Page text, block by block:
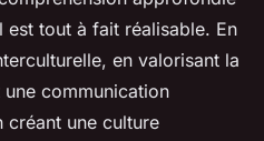
tout à fait réalisable. En
en valorisant la
communication
créant une culture